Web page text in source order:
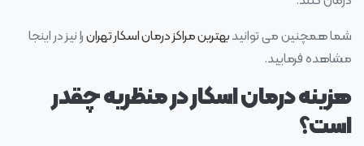
شما همچنین می توانیدبهترین مراکز درمان اسکار تهرانرا نیز در اینجا
مشاهده فرمایید.
هزینه درمان اسکار در منظریه چقدر
است؟